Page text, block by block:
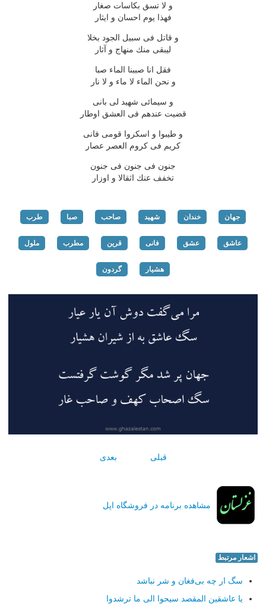
و لا تسق بكاسات صغار
فهذا یوم احسان و ایثار
و قاتل فی سبیل الجود بخلا
لیبقی منك منهاج و آثار
فقل انا صببنا الماء صبا
و نحن الماء لا ماء و لا نار
و سیمائی شهید لی بانی
قضیت عندهم فی العشق اوطار
و طیبوا و اسكروا قومی فانی
كریم فی كروم العصر عصار
جنون فی جنون فی جنون
تخفف عنك اثقالا و اوزار
جهان خندان شهید صاحب صبا طرب
عاشق عشق فانی قرین مطرب ملول
هشیار گردون
قبلی بعدی
مشاهده برنامه در فروشگاه اپل
اشعار مرتبط
سگ ار چه بی‌فغان و شر نباشد
یا عاشقین المقصد سیحوا الی ما ترشدوا